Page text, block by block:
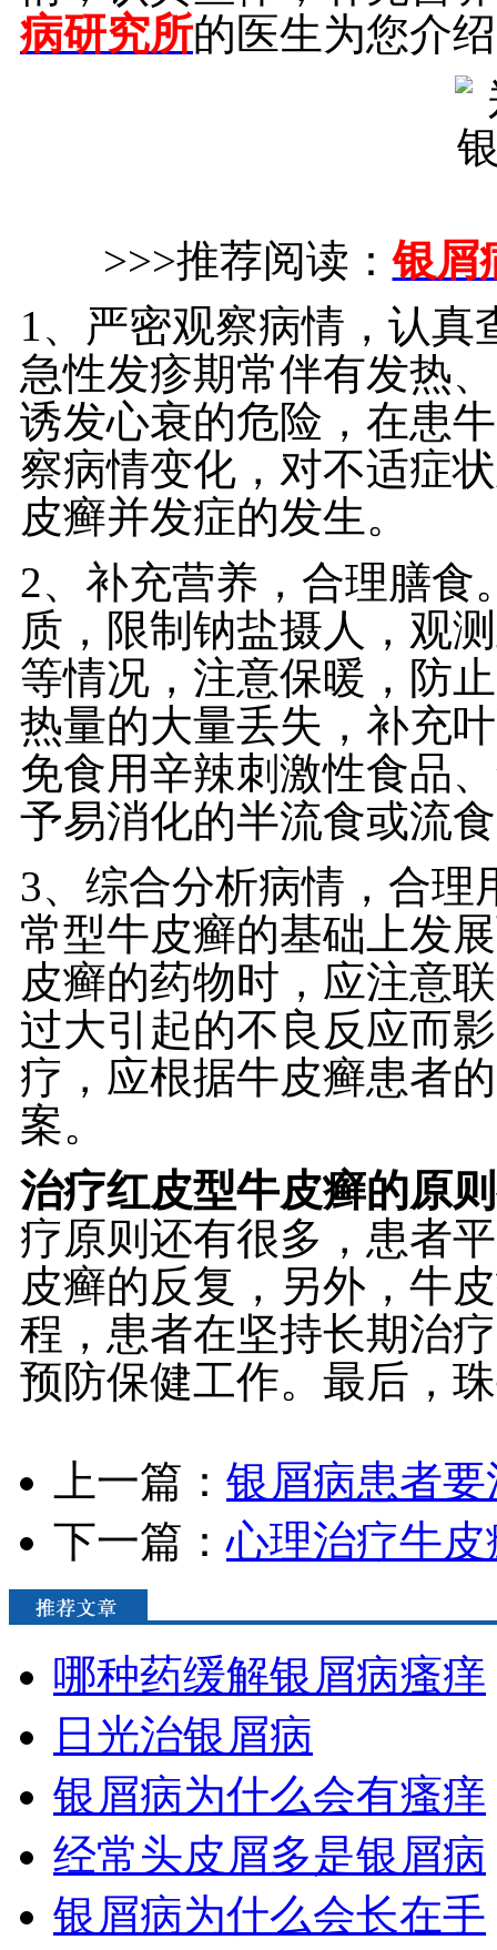
病研究所的医生为您介
>>>推荐阅读：银屑
1、严密观察病情，认
急性发疹期常伴有发热
诱发心衰的危险，在患
察病情变化，对不适症
皮癣并发症的发生。
2、补充营养，合理膳食
质，限制钠盐摄人，观
等情况，注意保暖，防
热量的大量丢失，补充
免食用辛辣刺激性食品
予易消化的半流食或流
3、综合分析病情，合理
常型牛皮癣的基础上发
皮癣的药物时，应注意
过大引起的不良反应而
疗，应根据牛皮癣患者
案。
治疗红皮型牛皮癣的原
疗原则还有很多，患者
皮癣的反复，另外，牛
程，患者在坚持长期治
预防保健工作。最后，
上一篇： 银屑病患者
下一篇：心理治疗牛
哪种药缓解银屑病瘙痒
日光治银屑病
银屑病为什么会有瘙痒
经常头皮屑多是银屑病
银屑病为什么会长在手